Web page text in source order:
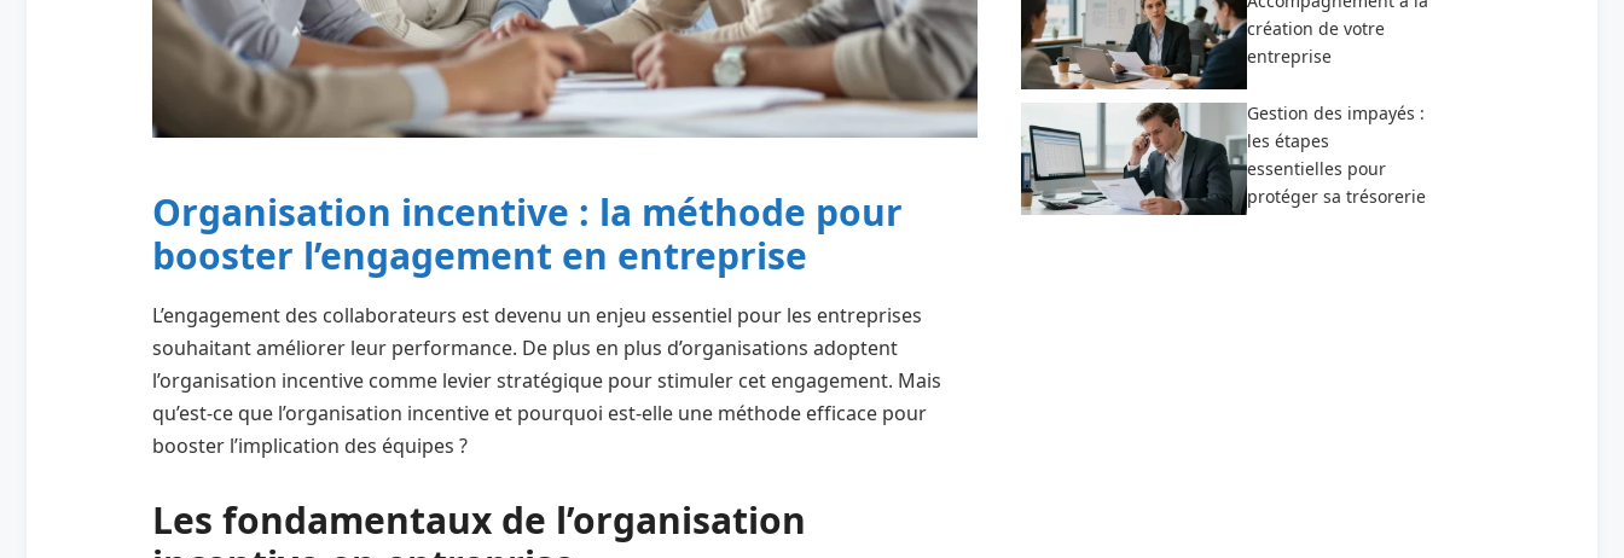
Organisation incentive : la méthode pour
booster l’engagement en entreprise
L’engagement des collaborateurs est devenu un enjeu essentiel pour les entreprises
souhaitant améliorer leur performance. De plus en plus d’organisations adoptent
l’organisation incentive comme levier stratégique pour stimuler cet engagement. Mais
qu’est-ce que l’organisation incentive et pourquoi est-elle une méthode efficace pour
booster l’implication des équipes ?
Les fondamentaux de l’organisation
création de votre
entreprise
Gestion des impayés :
les étapes
essentielles pour
protéger sa trésorerie